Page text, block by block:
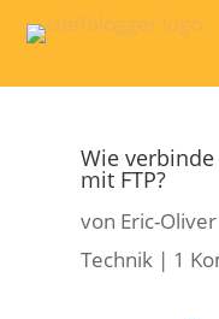
Wie
mit FTP?
von Eric-
Technik | 1